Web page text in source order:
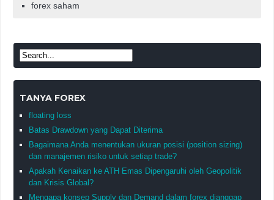
forex saham
TANYA FOREX
floating loss
Batas Drawdown yang Dapat Diterima
Bagaimana Anda menentukan ukuran posisi (position sizing)
dan manajemen risiko untuk setiap trade?
Apakah Kenaikan ke ATH Emas Dipengaruhi oleh Geopolitik
dan Krisis Global?
Mengapa konsep Supply dan Demand dalam forex dianggap